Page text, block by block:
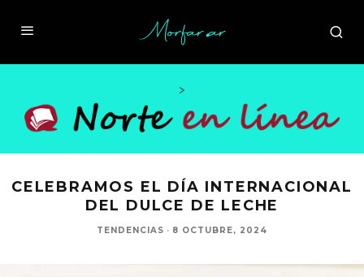
>
CELEBRAMOS EL DÍA INTERNACIONAL
DEL DULCE DE LECHE
TENDENCIAS · 8 OCTUBRE, 2024